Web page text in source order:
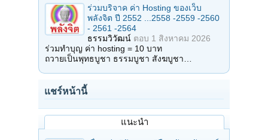
ร่วมบริจาค ค่า Hosting ของเว็บ
พลังจิต ปี 2552 ...2558 -2559 -2560
- 2561 -2564
ธรรมวิวัฒน์ ตอบ 1 สิงหาคม 2026
ร่วมทำบุญ ค่า hosting = 10 บาท
ถวายเป็นพุทธบูชา ธรรมบูชา สังฆบูชา…
แชร์หน้านี้
แนะนำ